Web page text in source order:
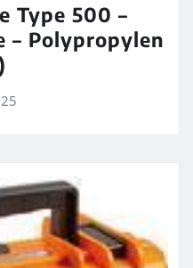
Type 500 –
– Polypropylen